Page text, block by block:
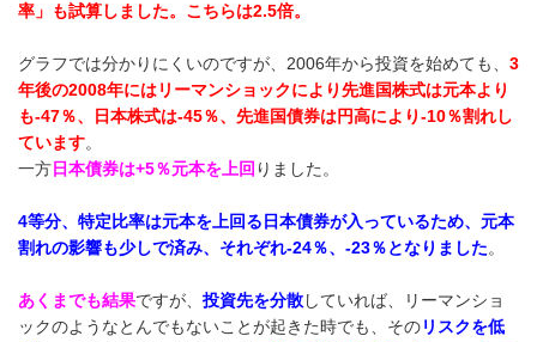
率」も試算しました。こちらは2.5倍。
グラフでは分かりにくいのですが、2006年から投資を始めても、 3
年後の2008年にはリーマンショックにより先進国株式は元本より
も-47％、日本株式は-45％、先進国債券は円高により-10％割れし
ています。
一方日本債券は+5％元本を上回 りました。
4等分、特定比率は元本を上回る日本債券が入っているため、元本
割れの影響も少しで済み、それぞれ-24％、-23％となりました。
あくまでも結果ですが、 投資先を分散していれば、リーマンショ
ックのようなとんでもないことが起きた時でも、そのリスクを低